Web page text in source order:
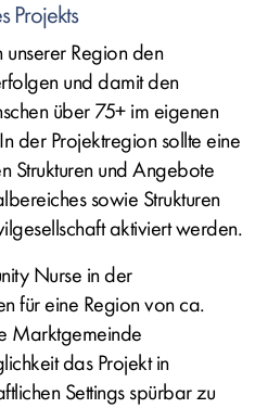
Projekts
Region den
und damit den
über 75+ im eigenen
der Projektregion sollte eine
Strukturen und Angebote
sowie Strukturen
aktiviert werden.
Nurse in der
für eine Region von ca.
Marktgemeinde
das Projekt in
Settings spürbar zu